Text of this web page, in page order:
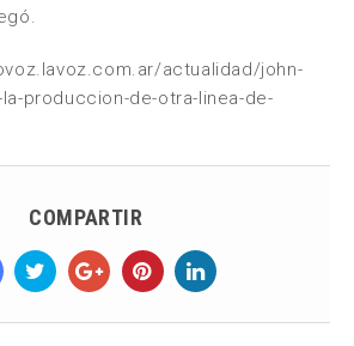
actualidad/john-
produccion-de-otra-linea-de-
COMPARTIR